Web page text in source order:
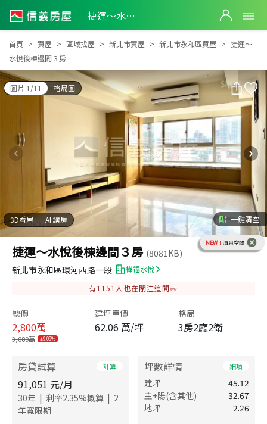
捷運～水悅後棟邊間３房
捷運～水悅後棟邊間３房
首頁 買屋 區域找屋 新北市買屋 新北市永和區買屋
捷運～
水悅後棟邊間３房
圖片 1/11 格局圖
3D看屋 AI 講房 一鍵清空
NEW！ 清爽空間
捷運～水悅後棟邊間３房 (8081KB)
新北市永和區環河西路一段
樺福水悅
有1151 人也在關注這間👀
總價
2,800萬
3,080萬 9.09%
建坪單價
62.06 萬/坪
格局
3房2廳2衛
房貸試算 計算
91,051 元/月
30年 | 利率2.35%概算 | 2
年寬限期
坪數詳情 細項
建坪
45.12
主+陽(含其他)
32.67
地坪
2.26